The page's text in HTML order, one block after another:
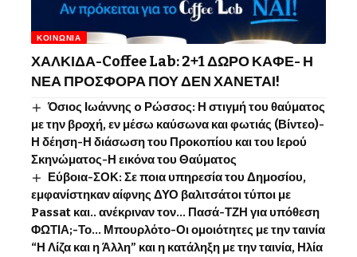
ΚΟΙΝΩΝΊΑ
ΧΑΛΚΙΔΑ-Coffee Lab: 2+1 ΔΩΡΟ ΚΑΦΕ- Η
ΝΕΑ ΠΡΟΣΦΟΡΑ ΠΟΥ ΔΕΝ ΧΑΝΕΤΑΙ!
Όσιος Ιωάννης o Ρώσσος: Η στιγμή του θαύματος
με την βροχή, εν μέσω καύσωνα και φωτιάς (Βίντεο)-
Η δέηση-Η διάσωση του Προκοπίου και του Ιερού
Σκηνώματος-Η εικόνα του Θαύματος
Εύβοια-ΣΟΚ: Σε ποια υπηρεσία του Δημοσίου,
εμφανίστηκαν αίφνης ΔΥΟ βαλιτσάτοι τύποι με
Passat και.. ανέκριναν τον… Πασά-ΤΖΗ για υπόθεση
ΦΩΤΙΑ;-Το… Μπουρλότο-Οι ομοιότητες με την ταινία
“Η Λίζα και η Άλλη” και η κατάληξη με την ταινία, Ηλία